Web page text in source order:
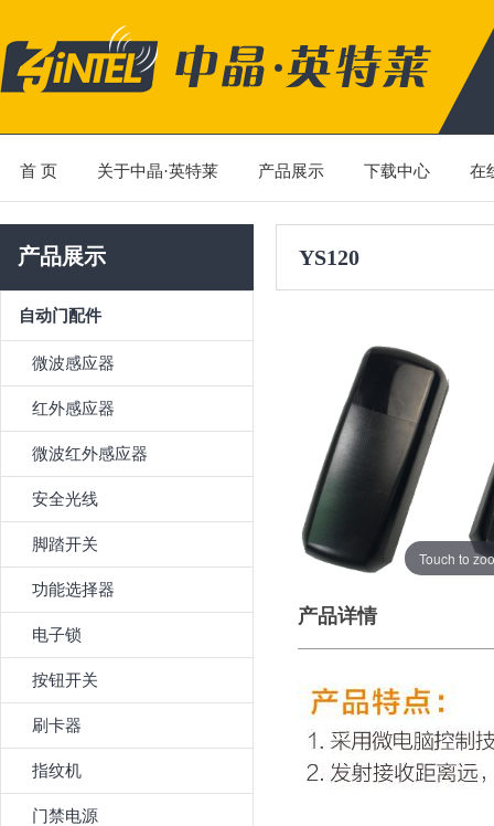
首 页 关于中晶·英特莱 产品展示 下载中心 在
产品展示
自动门配件
微波感应器
红外感应器
微波红外感应器
安全光线
脚踏开关
功能选择器
电子锁
按钮开关
刷卡器
指纹机
门禁电源
YS120
Touch to
产品详情